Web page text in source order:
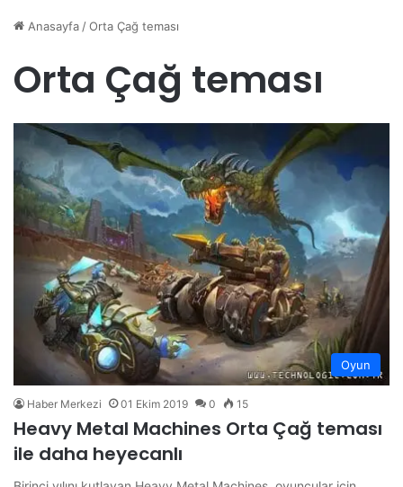
Anasayfa/Orta Çağ teması
Orta Çağ teması
Oyun
Haber Merkezi 01 Ekim 2019 0 15
Heavy Metal Machines Orta Çağ teması
ile daha heyecanlı